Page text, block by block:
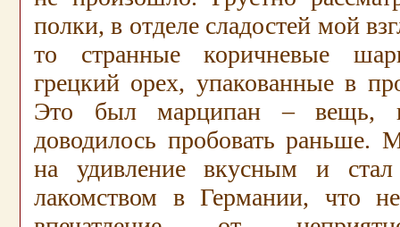
полки, в отделе сладостей мой
то странные коричневые
грецкий орех, упакованные в
Это был марципан – вещь,
доводилось пробовать раньше.
на удивление вкусным и
лакомством в Германии, что